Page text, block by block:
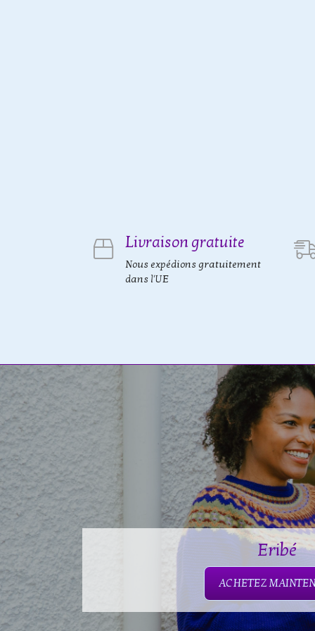
Livraison gratuite
Nous expédions gratuitement
dans l'UE
Eribé
ACHETEZ